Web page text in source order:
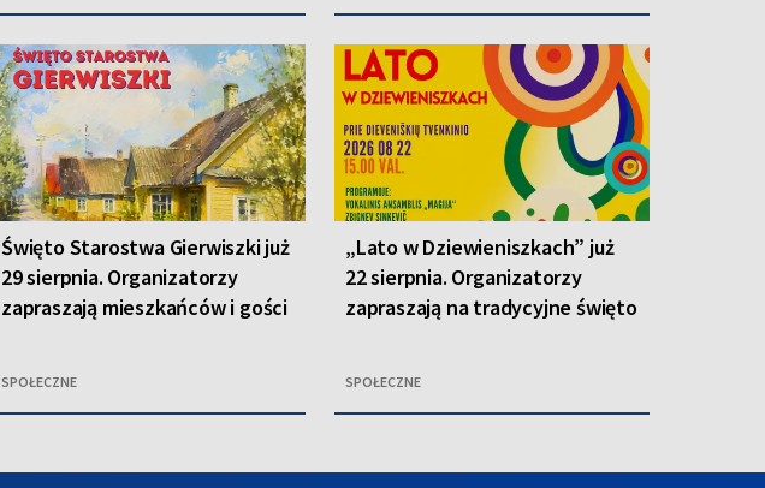
Święto Starostwa Gierwiszki już
29 sierpnia. Organizatorzy
zapraszają mieszkańców i gości
SPOŁECZNE
„Lato w Dziewieniszkach” już
22 sierpnia. Organizatorzy
zapraszają na tradycyjne święto
SPOŁECZNE